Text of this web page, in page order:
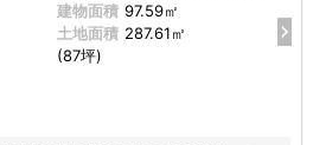
建物面積 97.59㎡
土地面積 287.61㎡
(87坪)